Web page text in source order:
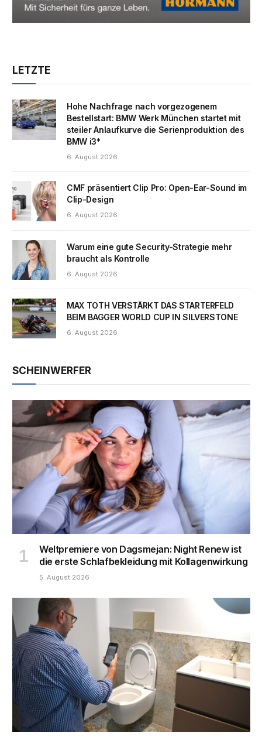
LETZTE
Hohe Nachfrage nach vorgezogenem
Bestellstart: BMW Werk München startet mit
steiler Anlaufkurve die Serienproduktion des
BMW i3*
6. August 2026
CMF präsentiert Clip Pro: Open-Ear-Sound im
Clip-Design
6. August 2026
Warum eine gute Security-Strategie mehr
braucht als Kontrolle
6. August 2026
MAX TOTH VERSTÄRKT DAS STARTERFELD
BEIM BAGGER WORLD CUP IN SILVERSTONE
6. August 2026
SCHEINWERFER
Weltpremiere von Dagsmejan: Night Renew ist
die erste Schlafbekleidung mit Kollagenwirkung
5. August 2026